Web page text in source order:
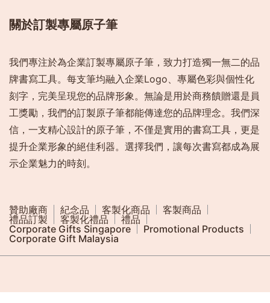
關於訂製專屬原子筆
我們專注於為企業訂製專屬原子筆，致力打造獨一無二的品
牌書寫工具。每支筆均融入企業Logo、專屬色彩與個性化
刻字，完美呈現您的品牌形象。無論是用於商務饋贈還是員
工獎勵，我們的訂製原子筆都能傳達您的品牌理念。我們深
信，一支精心設計的原子筆，不僅是實用的書寫工具，更是
提升企業形象的絕佳利器。選擇我們，讓每次書寫都成為展
示企業魅力的時刻。
贊助廠商 紀念品 客製化商品
客製商品
禮品訂製
客製化禮品
禮品
Corporate Gifts Singapore
Promotional Products
Corporate Gift Malaysia